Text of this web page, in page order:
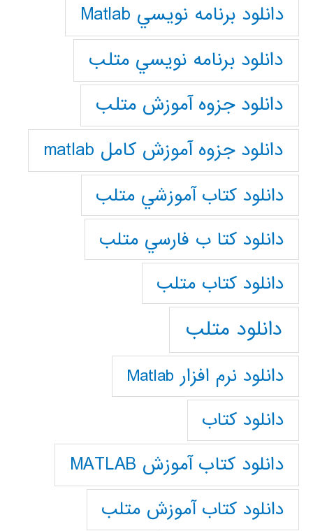
دانلود برنامه نويسي Matlab
دانلود برنامه نويسي متلب
دانلود جزوه آموزش متلب
دانلود جزوه آموزش کامل matlab
دانلود كتاب آموزشي متلب
دانلود كتا ب فارسي متلب
دانلود كتاب متلب
دانلود متلب
دانلود نرم افزار Matlab
دانلود کتاب
دانلود کتاب آموزش MATLAB
دانلود کتاب آموزش متلب